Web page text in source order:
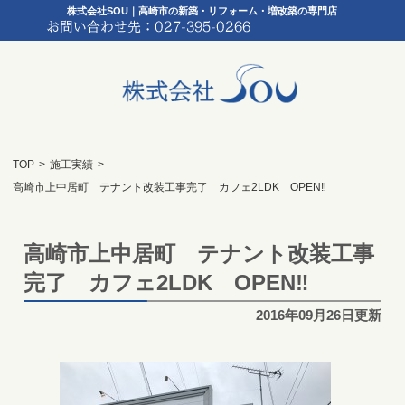
株式会社SOU｜高崎市の新築・リフォーム・増改築の専門店
TOP > 施工実績 >
高崎市上中居町 テナント改装工事完了 カフェ2LDK OPEN‼
高崎市上中居町 テナント改装工事
完了 カフェ2LDK OPEN‼
2016年09月26日更新